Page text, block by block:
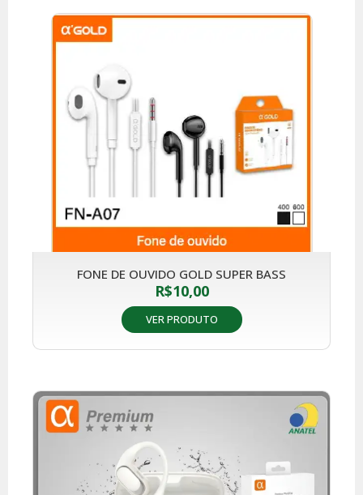
FONE DE OUVIDO GOLD SUPER BASS
R$10,00
VER PRODUTO